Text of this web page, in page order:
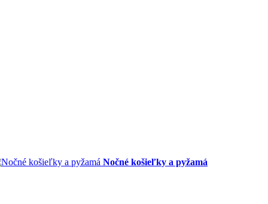
Nočné košieľky a pyžamá